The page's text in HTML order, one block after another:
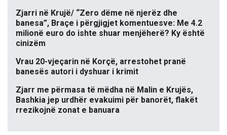
Zjarri në Krujë/ “Zero dëme në njerëz dhe
banesa”, Braçe i përgjigjet komentuesve: Me 4.2
milionë euro do ishte shuar menjëherë? Ky është
cinizëm
Vrau 20-vjeçarin në Korçë, arrestohet pranë
banesës autori i dyshuar i krimit
Zjarr me përmasa të mëdha në Malin e Krujës,
Bashkia jep urdhër evakuimi për banorët, flakët
rrezikojnë zonat e banuara